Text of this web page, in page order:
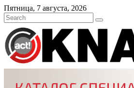
Skip
to
content
Пятница, 7 августа, 2026